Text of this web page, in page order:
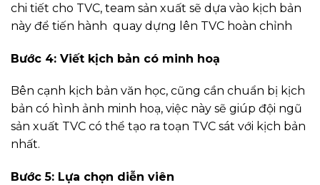
chi tiết cho TVC, team sản xuất sẽ dựa vào kịch bản
này để tiến hành quay dựng lên TVC hoàn chỉnh
Bước 4: Viết kịch bản có minh hoạ
Bên cạnh kịch bản văn học, cũng cần chuẩn bị kịch
bản có hình ảnh minh hoạ, việc này sẽ giúp đội ngũ
sản xuất TVC có thể tạo ra toạn TVC sát với kịch bản
nhất.
Bước 5: Lựa chọn diễn viên